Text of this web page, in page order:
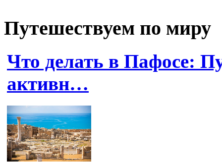
Путешествуем по миру
Что делать в Пафосе:
активн…